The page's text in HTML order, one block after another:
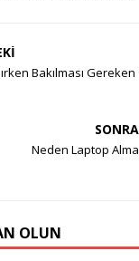
Bakılması
Neden Laptop
OLUN